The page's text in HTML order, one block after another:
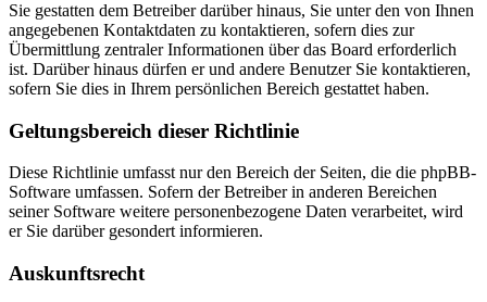
Sie gestatten dem Betreiber darüber hinaus, Sie unter den von Ihnen
angegebenen Kontaktdaten zu kontaktieren, sofern dies zur
Übermittlung zentraler Informationen über das Board erforderlich
ist. Darüber hinaus dürfen er und andere Benutzer Sie kontaktieren,
sofern Sie dies in Ihrem persönlichen Bereich gestattet haben.
Geltungsbereich dieser Richtlinie
Diese Richtlinie umfasst nur den Bereich der Seiten, die die phpBB-
Software umfassen. Sofern der Betreiber in anderen Bereichen
seiner Software weitere personenbezogene Daten verarbeitet, wird
er Sie darüber gesondert informieren.
Auskunftsrecht